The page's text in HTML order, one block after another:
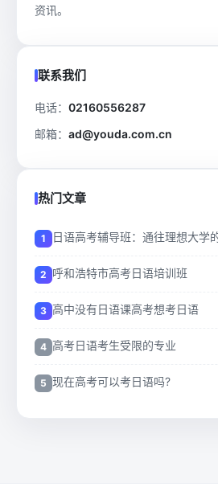
资讯。
联系我们
电话： 02160556287
邮箱： ad@youda.com.cn
热门文章
日语高考辅导班：通往理想大学
呼和浩特市高考日语培训班
高中没有日语课高考想考日语
高考日语考生受限的专业
现在高考可以考日语吗?